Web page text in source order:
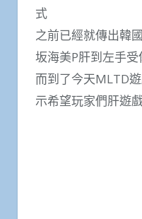
式
之前已經就傳出韓
坂海美P肝到左手
而到了今天MLTD
示希望玩家們肝遊